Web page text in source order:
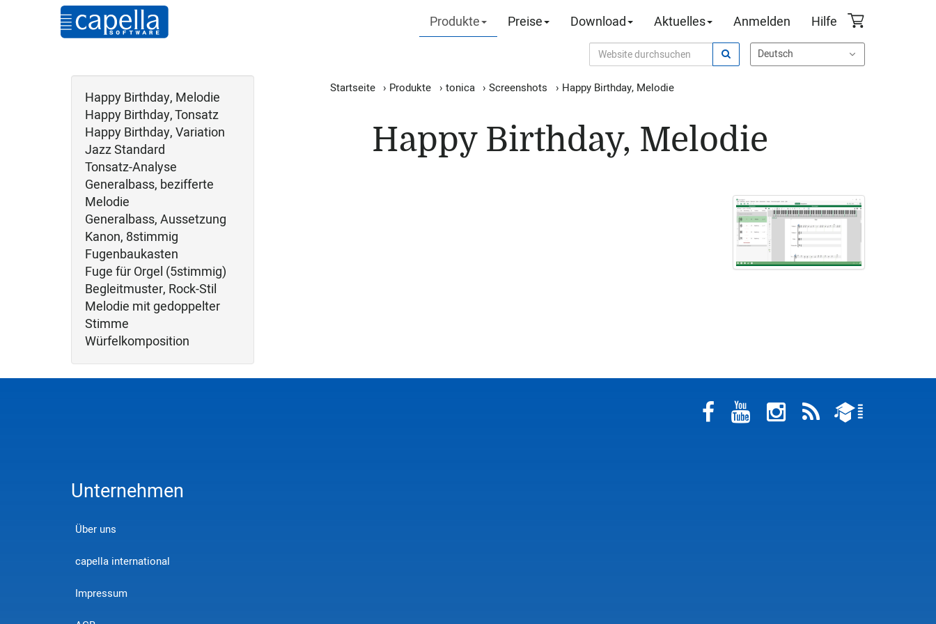
Produkte Preise Download Aktuelles Anmelden Hilfe
Happy Birthday, Melodie
Happy Birthday, Tonsatz
Happy Birthday, Variation
Jazz Standard
Tonsatz-Analyse
Generalbass, bezifferte
Melodie
Generalbass, Aussetzung
Kanon, 8stimmig
Fugenbaukasten
Fuge für Orgel (5stimmig)
Begleitmuster, Rock-Stil
Melodie mit gedoppelter
Stimme
Würfelkomposition
Startseite › Produkte › tonica › Screenshots › Happy Birthday, Melodie
Happy Birthday, Melodie
Unternehmen
Über uns
capella international
Impressum